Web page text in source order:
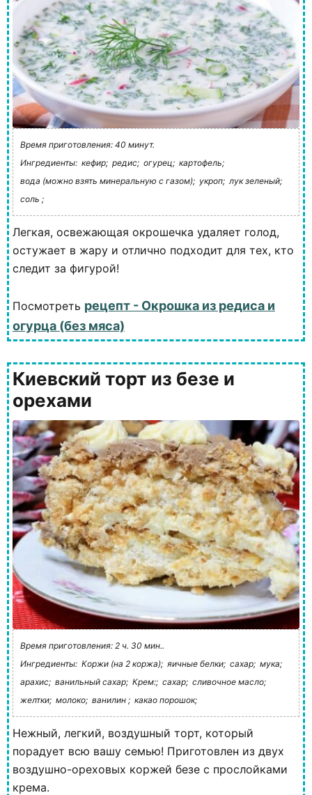
Время приготовления: 40 минут.
Ингредиенты: кефир; редис; огурец; картофель;
вода (можно взять минеральную с газом); укроп; лук зеленый;
соль ;
Легкая, освежающая окрошечка удаляет голод,
остужает в жару и отлично подходит для тех, кто
следит за фигурой!
Посмотреть рецепт - Окрошка из редиса и
огурца (без мяса)
Киевский торт из безе и
орехами
Время приготовления: 2 ч. 30 мин..
Ингредиенты: Коржи (на 2 коржа); яичные белки; сахар; мука;
арахис; ванильный сахар; Крем:; сахар; сливочное масло;
желтки; молоко; ванилин ; какао порошок;
Нежный, легкий, воздушный торт, который
порадует всю вашу семью! Приготовлен из двух
воздушно-ореховых коржей безе с прослойками
крема.